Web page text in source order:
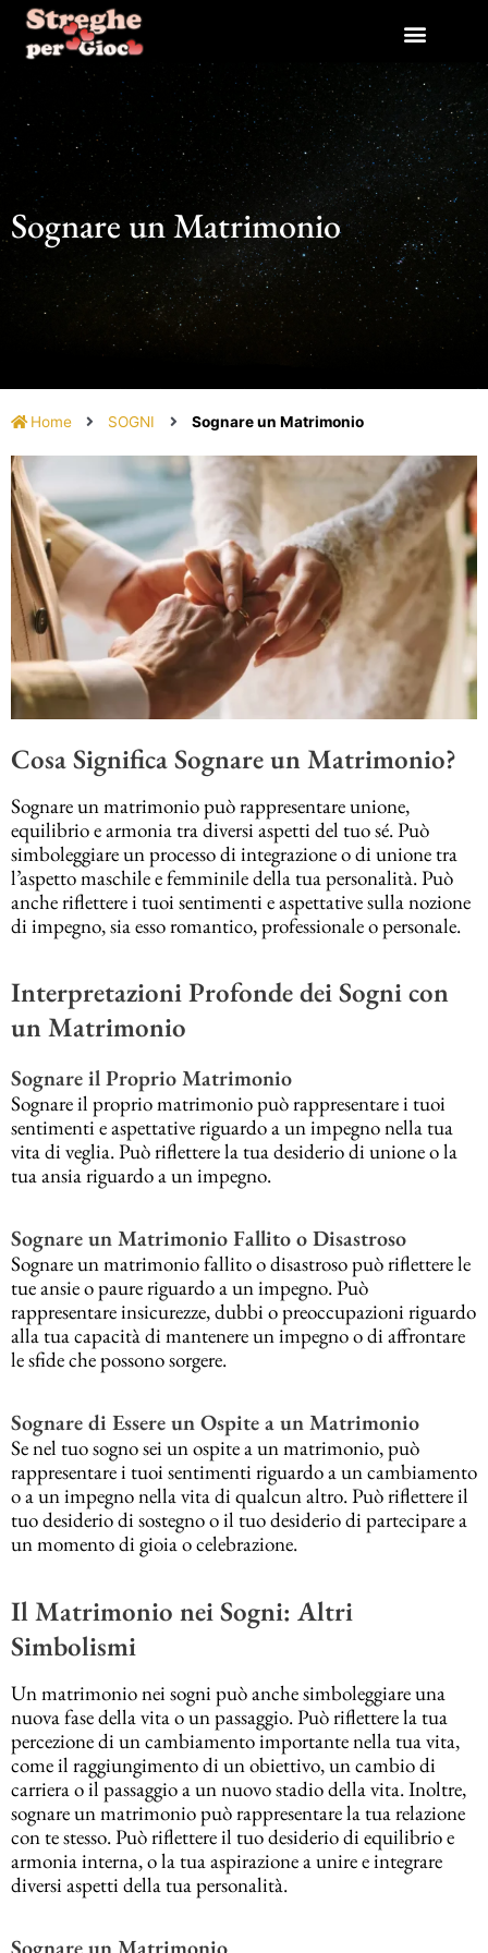
contenuto
Sognare un Matrimonio
Home SOGNI Sognare un Matrimonio
Cosa Significa Sognare un Matrimonio?
Sognare un matrimonio può rappresentare unione,
equilibrio e armonia tra diversi aspetti del tuo sé. Può
simboleggiare un processo di integrazione o di unione tra
l’aspetto maschile e femminile della tua personalità. Può
anche riflettere i tuoi sentimenti e aspettative sulla nozione
di impegno, sia esso romantico, professionale o personale.
Interpretazioni Profonde dei Sogni con
un Matrimonio
Sognare il Proprio Matrimonio
Sognare il proprio matrimonio può rappresentare i tuoi
sentimenti e aspettative riguardo a un impegno nella tua
vita di veglia. Può riflettere la tua desiderio di unione o la
tua ansia riguardo a un impegno.
Sognare un Matrimonio Fallito o Disastroso
Sognare un matrimonio fallito o disastroso può riflettere le
tue ansie o paure riguardo a un impegno. Può
rappresentare insicurezze, dubbi o preoccupazioni riguardo
alla tua capacità di mantenere un impegno o di affrontare
le sfide che possono sorgere.
Sognare di Essere un Ospite a un Matrimonio
Se nel tuo sogno sei un ospite a un matrimonio, può
rappresentare i tuoi sentimenti riguardo a un cambiamento
o a un impegno nella vita di qualcun altro. Può riflettere il
tuo desiderio di sostegno o il tuo desiderio di partecipare a
un momento di gioia o celebrazione.
Il Matrimonio nei Sogni: Altri
Simbolismi
Un matrimonio nei sogni può anche simboleggiare una
nuova fase della vita o un passaggio. Può riflettere la tua
percezione di un cambiamento importante nella tua vita,
come il raggiungimento di un obiettivo, un cambio di
carriera o il passaggio a un nuovo stadio della vita. Inoltre,
sognare un matrimonio può rappresentare la tua relazione
con te stesso. Può riflettere il tuo desiderio di equilibrio e
armonia interna, o la tua aspirazione a unire e integrare
diversi aspetti della tua personalità.